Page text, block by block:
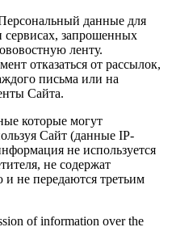
данные для
запрошенных
ленту.
отказаться от рассылок,
письма или на
Сайта.
которые могут
Сайт (данные IP-
не используется
не содержат
не передаются третьим
of information over the